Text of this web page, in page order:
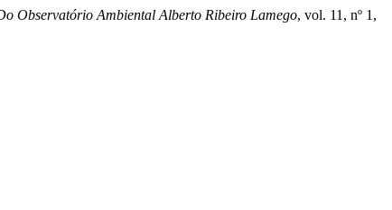
Observatório Ambiental Alberto Ribeiro Lamego, vol. 11, nº 1,